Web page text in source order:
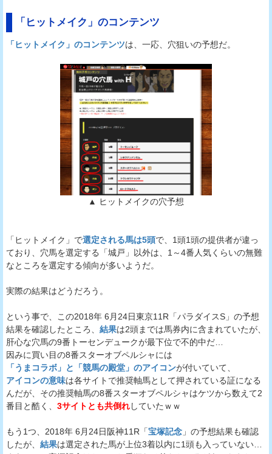
「ヒットメイク」のコンテンツ
「ヒットメイク」のコンテンツは、一応、穴狙いの予想だ。
▲ ヒットメイクの穴予想
「ヒットメイク」で選定される馬は5頭で、1頭1頭の提供者が違っ
ており、穴馬を選定する「城戸」以外は、1～4番人気くらいの無難
なところを選定する傾向が多いようだ。
実際の結果はどうだろう。
という事で、この2018年 6月24日東京11R「パラダイスS」の予想
結果を確認したところ、 結果は2頭までは馬券内に含まれていたが、
肝心な穴馬の9番トーセンデュークが最下位で不的中だ…
因みに買い目の8番スターオブペルシャには
「うまコラボ」と「競馬の殿堂」のアイコンが付いていて、
アイコンの意味は各サイトで推奨軸馬として押されている証になる
んだが、その推奨軸馬の8番スターオブペルシャはケツから数えて2
番目と酷く、 3サイトとも共倒れしていたｗｗ
もう1つ、2018年 6月24日阪神11R「宝塚記念 」の予想結果も確認
したが、 結果は選定された馬が上位3着以内に1頭も入っていない…